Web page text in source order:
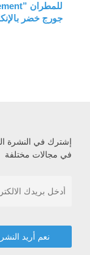
جورج خضر
إشترك في النشرة
في مجالات مختلفة